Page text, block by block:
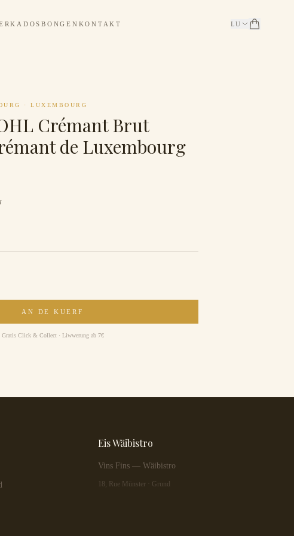
KADOSBONGEN KONTAKT LU
· LUXEMBOURG
Crémant Brut
de Luxembourg
AN DE KUERF
Gratis Click & Collect · Liwwerung ab 7€
Eis Wäibistro
Vins Fins — Wäibistro
18, Rue Münster · Grund